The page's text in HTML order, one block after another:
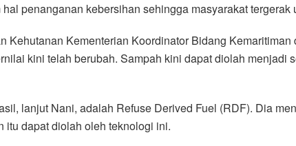
penanganan kebersihan sehingga masyarakat tergerak
Kementerian Koordinator Bidang Kemaritiman
kini telah berubah. Sampah kini dapat diolah menjadi
lanjut Nani, adalah Refuse Derived Fuel (RDF). Dia
itu dapat diolah oleh teknologi ini.